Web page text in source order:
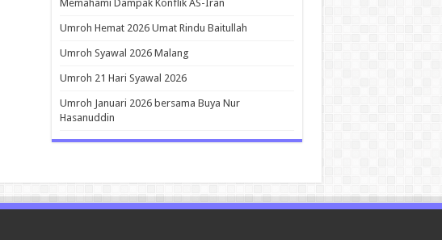
Memahami Dampak Konflik AS-Iran
Umroh Hemat 2026 Umat Rindu Baitullah
Umroh Syawal 2026 Malang
Umroh 21 Hari Syawal 2026
Umroh Januari 2026 bersama Buya Nur
Hasanuddin